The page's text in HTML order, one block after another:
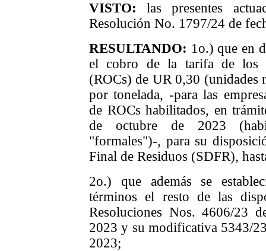
VISTO: las presentes
Resolución No. 1797/24 de
RESULTANDO: 1o.) que en
el cobro de la tarifa de los
(ROCs) de UR 0,30 (unidades
por tonelada, -para las
de ROCs habilitados, en
de octubre de 2023
"formales")-, para su
Final de Residuos (SDFR),
2o.) que además se
términos el resto de las
Resoluciones Nos. 4606/23
2023 y su modificativa 5343/
2023;